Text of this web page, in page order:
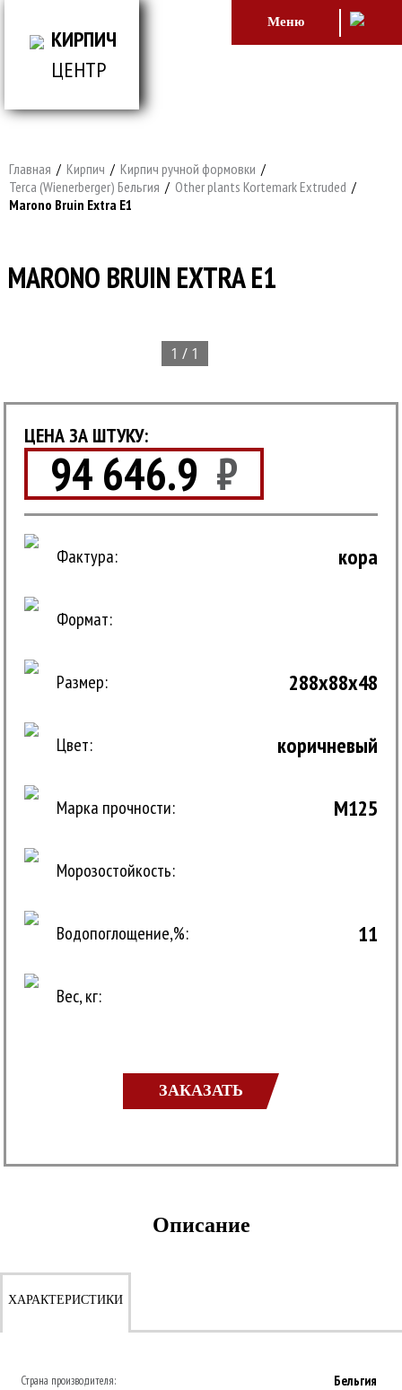
КИРПИЧ
ЦЕНТР
Меню
Главная / Кирпич / Кирпич ручной формовки /
Terca (Wienerberger) Бельгия / Other plants Kortemark Extruded /
Marono Bruin Extra E1
MARONO BRUIN EXTRA E1
1 / 1
ЦЕНА ЗА ШТУКУ:
94 646.9 ₽
Фактура: кора
Формат:
Размер: 288x88x48
Цвет: коричневый
Марка прочности: M125
Морозостойкость:
Водопоглощение,%: 11
Вес, кг:
ЗАКАЗАТЬ
Описание
ХАРАКТЕРИСТИКИ
Страна производителя: Бельгия